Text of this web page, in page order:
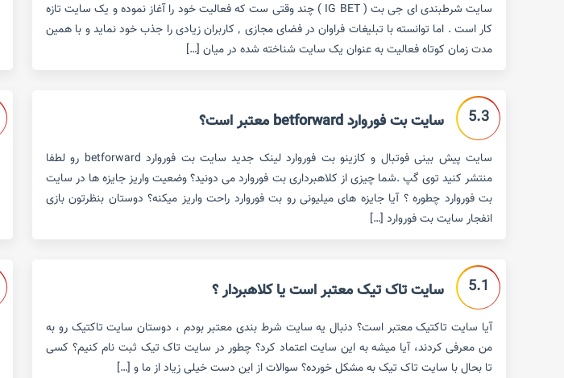
سایت شرطبندی ای جی بت ( IG BET ) چند وقتی ست که فعالیت خود را آغاز نموده و یک سایت تازه
کار است . اما توانسته با تبلیغات فراوان در فضای مجازی ٬ کاربران زیادی را جذب خود نماید و با همین
مدت زمان کوتاه فعالیت به عنوان یک سایت شناخته شده در میان […]
5.3 سایت بت فوروارد betforward معتبر است؟
سایت پیش بینی فوتبال و کازینو بت فوروارد لینک جدید سایت بت فوروارد betforward رو لطفا
منتشر کنید توی گپ .شما چیزی از کلاهبرداری بت فوروارد می دونید؟ وضعیت واریز جایزه ها در سایت
بت فوروارد چطوره ؟ آیا جایزه های میلیونی رو بت فوروارد راحت واریز میکنه؟ دوستان بنظرتون بازی
انفجار سایت بت فوروارد […]
5.1 سایت تاک تیک معتبر است یا کلاهبردار ؟
آیا سایت تاکتیک معتبر است؟ دنبال یه سایت شرط بندی معتبر بودم ، دوستان سایت تاکتیک رو به
من معرفی کردند، آیا میشه به این سایت اعتماد کرد؟ چطور در سایت تاک تیک ثبت نام کنیم؟ کسی
تا بحال با سایت تاک تیک به مشکل خورده؟ سوالات از این دست خیلی زیاد از ما و […]